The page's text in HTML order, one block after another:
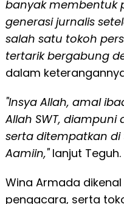
banyak membentuk
generasi jurnalis
salah satu tokoh
tertarik bergabung
dalam
"Insya Allah, amal
Allah SWT,
serta ditempatkan di
Aamiin,"lanjut Teguh.
Wina Armada
pengacara, serta